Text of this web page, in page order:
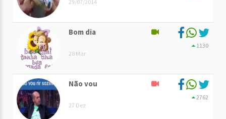
29/07/2014
Bom dia
28 Mar
1130
Não vou
27 Dez
2762